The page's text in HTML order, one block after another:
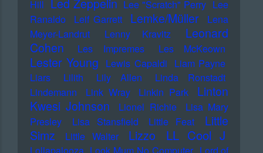
Hill Led Zeppelin Lee "Scratch" Perry Lee
Ranaldo
Leif Garrett Lemke/Müller
Lena
Meyer-Landrut
Lenny Kravitz
Leonard
Cohen
Les Impremes Les McKeown
Lester Young Lewis Capaldi Liam Payne
Liars
Lilith Lily Allen
Linda Ronstadt
Lindemann
Link Wray Linkin Park
Linton
Kwesi Johnson
Lionel Richie
Lisa Mary
Presley
Lisa Stansfield Little Feat
Little
Simz
Little Walter Lizzo LL Cool J